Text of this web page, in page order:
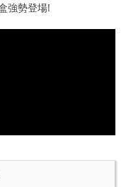
強勢登場!